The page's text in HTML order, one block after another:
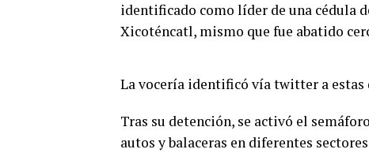
identificado como líder de una cédula
Xicoténcatl, mismo que fue abatido
La vocería identificó vía twitter a estas
Tras su detención, se activó el
autos y balaceras en diferentes